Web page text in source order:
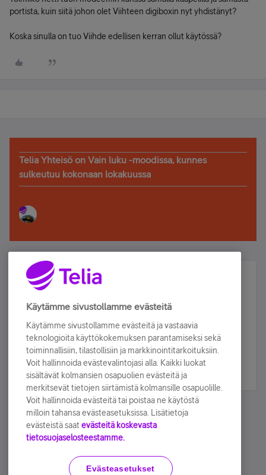
portista, kuin siitä johon olet Viihteen digiboxin nyt yhdistänyt?
Koska sinulla on tuo Viihde edellisen kerran ollut käytössä?
Telia Yhteisö on Vain luku -moodissa, kunnes
sulkeutuu kokonaan lokakuussa
Älä jää paitsi – osallistu ja voita!
Tilaa Telian uutiskirje ja olet mukana arvonnassa.
sähköpostiisi.
Tilaa nyt
Käyttöehdot Accessibility statement
Käytämme sivustollamme evästeitä
Käytämme sivustollamme evästeitä ja vastaavia
teknologioita käyttökokemuksen parantamiseksi sekä
toiminnallisiin, tilastollisiin ja markkinointitarkoituksiin.
Voit hallinnoida evästevalintojasi alla. Kaikki luokat
sisältävät kolmansien osapuolien evästeitä ja
merkitsevät tietojen siirtämistä kolmansille osapuolille.
Voit hallinnoida evästeitä tai poistaa ne käytöstä
milloin tahansa evästeasetuksissa. Lisätietoja
evästeistä saat evästeitä koskevasta
tietosuojaselosteestamme.
Evästeasetukset